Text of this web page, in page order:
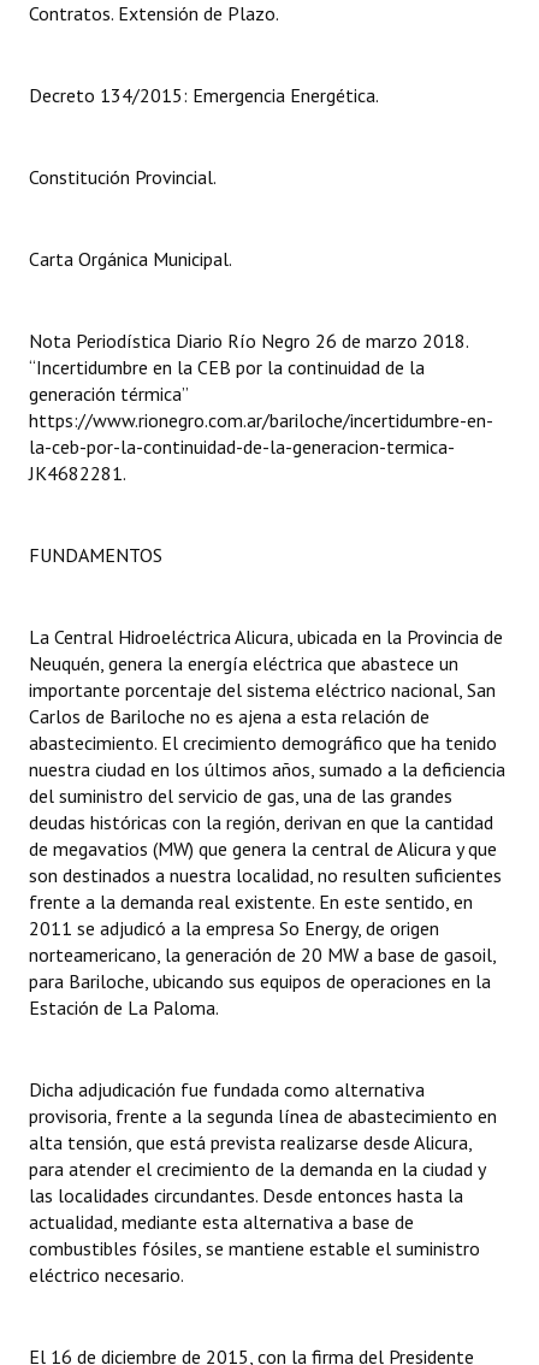
DOCUMENTOS
Dictámenes Asesoría Letrada
Informes de Unidad Coordinadora
Actas de Audiencias Públicas
NORMATIVA
Comunicaciones
INSTITUCIONAL
Antiguos Pobladores
Noticias Destacadas
Registros y Distinciones
Datos Históricos
Premio al Mérito - Registro
Audiencias Públicas - Registro
Ciudadano Ilustre - Registro
Banca del Vecino - Registro
Huéspedes de Honor - Registro
Antiguos Pobladores - Registro
Contratos. Extensión de Plazo.
Decreto 134/2015: Emergencia Energética.
Constitución Provincial.
Carta Orgánica Municipal.
Nota Periodística Diario Río Negro 26 de marzo 2018.
“Incertidumbre en la CEB por la continuidad de la
generación térmica”
https://www.rionegro.com.ar/bariloche/incertidumbre-en-
la-ceb-por-la-continuidad-de-la-generacion-termica-
JK4682281.
FUNDAMENTOS
La Central Hidroeléctrica Alicura, ubicada en la Provincia de
Neuquén, genera la energía eléctrica que abastece un
importante porcentaje del sistema eléctrico nacional, San
Carlos de Bariloche no es ajena a esta relación de
abastecimiento. El crecimiento demográfico que ha tenido
nuestra ciudad en los últimos años, sumado a la deficiencia
del suministro del servicio de gas, una de las grandes
deudas históricas con la región, derivan en que la cantidad
de megavatios (MW) que genera la central de Alicura y que
son destinados a nuestra localidad, no resulten suficientes
frente a la demanda real existente. En este sentido, en
2011 se adjudicó a la empresa So Energy, de origen
norteamericano, la generación de 20 MW a base de gasoil,
para Bariloche, ubicando sus equipos de operaciones en la
Estación de La Paloma.
Dicha adjudicación fue fundada como alternativa
provisoria, frente a la segunda línea de abastecimiento en
alta tensión, que está prevista realizarse desde Alicura,
para atender el crecimiento de la demanda en la ciudad y
las localidades circundantes. Desde entonces hasta la
actualidad, mediante esta alternativa a base de
combustibles fósiles, se mantiene estable el suministro
eléctrico necesario.
El 16 de diciembre de 2015, con la firma del Presidente